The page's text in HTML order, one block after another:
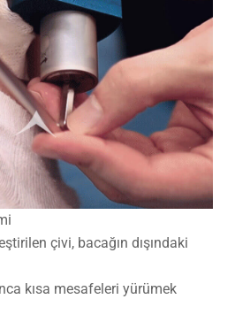
çivi, bacağın dışındaki
kısa mesafeleri yürümek